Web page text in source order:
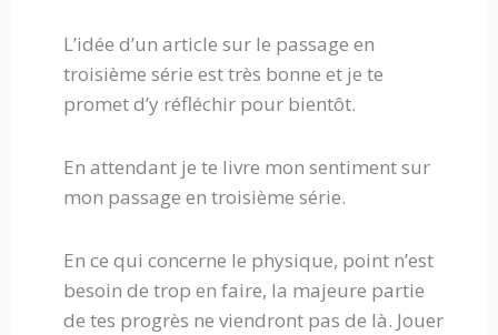
L’idée d’un article sur le passage en
troisième série est très bonne et je te
promet d’y réfléchir pour bientôt.
En attendant je te livre mon sentiment sur
mon passage en troisième série.
En ce qui concerne le physique, point n’est
besoin de trop en faire, la majeure partie
de tes progrès ne viendront pas de là. Jouer